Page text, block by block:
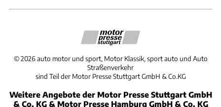
©2026 auto motor und sport, Motor Klassik, sport auto und Auto
Straßenverkehr
sind Teil der Motor Presse Stuttgart GmbH & Co.KG
Weitere Angebote der Motor Presse Stuttgart GmbH
& Co. KG & Motor Presse Hamburg GmbH & Co. KG